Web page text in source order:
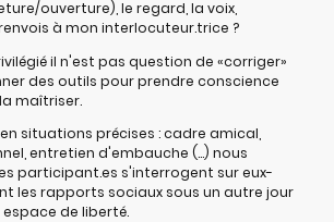
ouverture), le regard, la voix,
à mon interlocuteur.trice ?
il n'est pas question de «corriger»
des outils pour prendre conscience
maîtriser.
situations précises : cadre amical,
entretien d'embauche (...) nous
participant.es s'interrogent sur eux-
les rapports sociaux sous un autre jour
de liberté.